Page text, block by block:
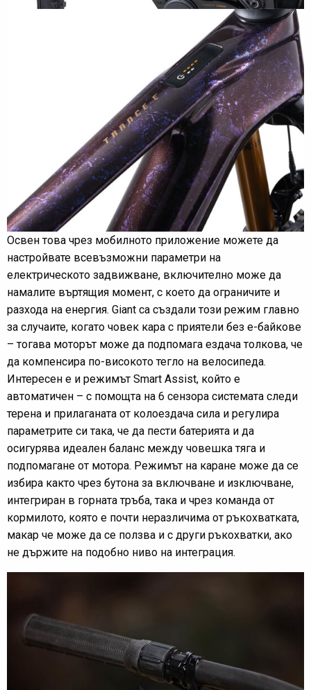
Освен това чрез мобилното приложение можете да
настройвате всевъзможни параметри на
електрическото задвижване, включително може да
намалите въртящия момент, с което да ограничите и
разхода на енергия. Giant са създали този режим главно
за случаите, когато човек кара с приятели без е-байкове
– тогава моторът може да подпомага ездача толкова, че
да компенсира по-високото тегло на велосипеда.
Интересен е и режимът Smart Assist, който е
автоматичен – с помощта на 6 сензора системата следи
терена и прилаганата от колоездача сила и регулира
параметрите си така, че да пести батерията и да
осигурява идеален баланс между човешка тяга и
подпомагане от мотора. Режимът на каране може да се
избира както чрез бутона за включване и изключване,
интегриран в горната тръба, така и чрез команда от
кормилото, която е почти неразличима от ръкохватката,
макар че може да се ползва и с други ръкохватки, ако
не държите на подобно ниво на интеграция.